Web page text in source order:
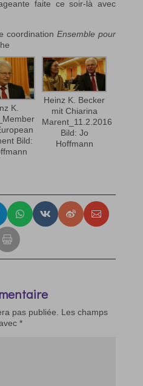
faite ce soir-là avec
coordinationEnsemble pour
K.
Bild:
Heinz K. Becker
mit Chiarina
Marent_11.2.2016
Bild: Jo
Hoffmann
pas publiée.
Les champs
*